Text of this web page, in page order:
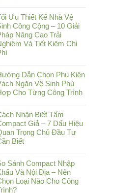
Ưu Thiết Kế Nhà Vệ
Công Cộng – 10 Giải
Nâng Cao Trải
Và Tiết Kiệm Chi
Dẫn Chọn Phụ Kiện
Ngăn Vệ Sinh Phù
Cho Từng Công Trình
Nhận Biết Tấm
Giả – 7 Dấu Hiệu
Trọng Chủ Đầu Tư
Biết
Sánh Compact Nhập
Và Nội Địa – Nên
Loại Nào Cho Công